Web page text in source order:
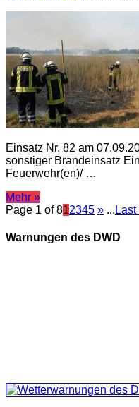
Einsatz Nr. 82 am
sonstiger Brandeinsatz
Feuerwehr(en)/ …
Mehr »
Page 1 of 812345 » ... Last
Warnungen des DWD